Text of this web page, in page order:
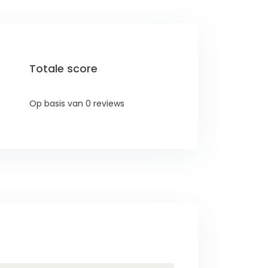
Totale score
Op basis van 0 reviews